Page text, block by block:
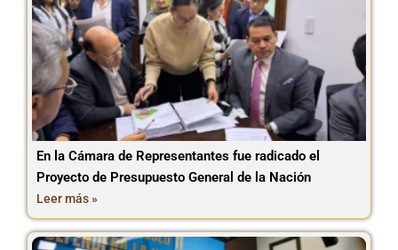
En la Cámara de Representantes fue radicado el
Proyecto de Presupuesto General de la Nación
Leer más »